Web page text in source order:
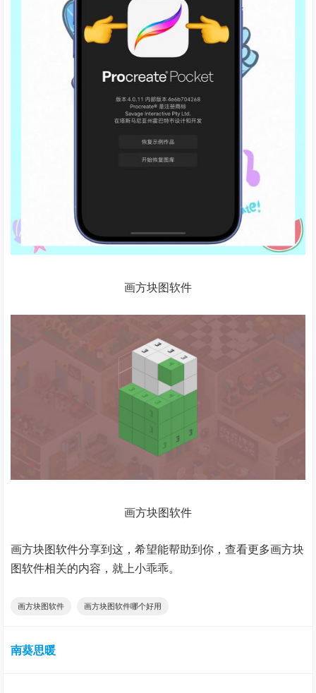
画方块图软件
画方块图软件
画方块图软件分享到这，希望能帮助到你，查看更多画方块
图软件相关的内容，就上小乖乖。
画方块图软件 画方块图软件哪个好用
南葵思暖